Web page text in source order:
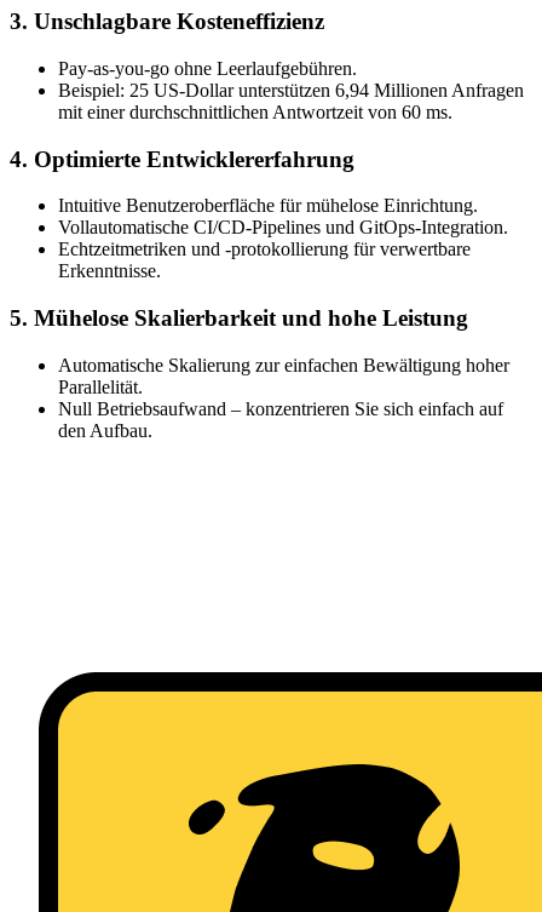
3. Unschlagbare Kosteneffizienz
Pay-as-you-go ohne Leerlaufgebühren.
Beispiel: 25 US-Dollar unterstützen 6,94 Millionen Anfragen
mit einer durchschnittlichen Antwortzeit von 60 ms.
4. Optimierte Entwicklererfahrung
Intuitive Benutzeroberfläche für mühelose Einrichtung.
Vollautomatische CI/CD-Pipelines und GitOps-Integration.
Echtzeitmetriken und -protokollierung für verwertbare
Erkenntnisse.
5. Mühelose Skalierbarkeit und hohe Leistung
Automatische Skalierung zur einfachen Bewältigung hoher
Parallelität.
Null Betriebsaufwand – konzentrieren Sie sich einfach auf
den Aufbau.